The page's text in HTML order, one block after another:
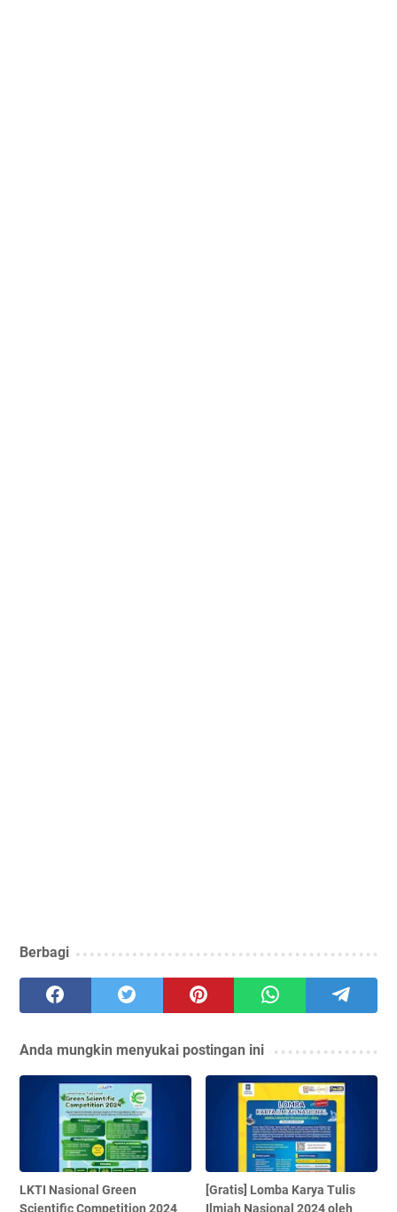
Berbagi
Anda mungkin menyukai postingan ini
LKTI Nasional Green
Scientific Competition 2024
[Gratis] Lomba Karya Tulis
Ilmiah Nasional 2024 oleh